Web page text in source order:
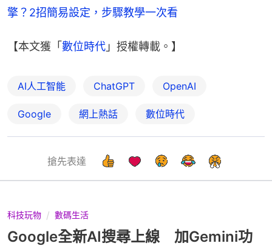
擎？2招簡易設定，步驟教學一次看
【本文獲「 數位時代 」授權轉載。】
AI人工智能 ChatGPT OpenAI
Google 網上熱話 數位時代
搶先表達
科技玩物 數碼生活
Google全新AI搜尋上線 加Gemini功